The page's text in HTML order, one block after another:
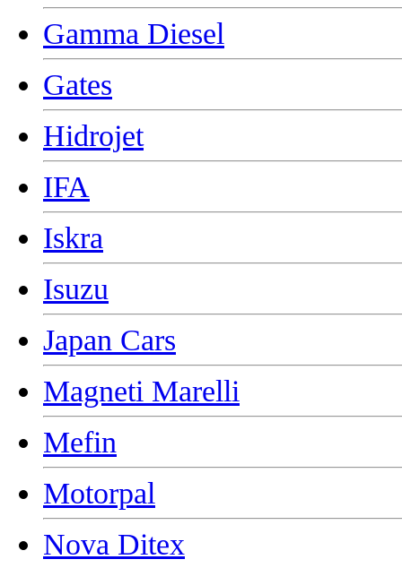
Gamma Diesel
Gates
Hidrojet
IFA
Iskra
Isuzu
Japan Cars
Magneti Marelli
Mefin
Motorpal
Nova Ditex